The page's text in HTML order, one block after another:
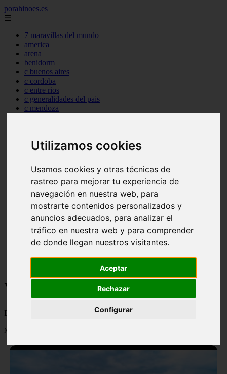
Utilizamos cookies
Usamos cookies y otras técnicas de
rastreo para mejorar tu experiencia de
navegación en nuestra web, para
mostrarte contenidos personalizados y
anuncios adecuados, para analizar el
tráfico en nuestra web y para comprender
de donde llegan nuestros visitantes.
Aceptar
Rechazar
Configurar
porahinoes.es
☰
7 maravillas del mundo
america
arena
benidorm
c buenos aires
c cordoba
c entre rios
c generalidades del pais
c mendoza
c santa fe
c zona austral
carmen
category
destinos
gijon
lanzarote
live
monumentos
naturaleza
Viajes y turismo
Blog sobre viajes y turismo, nacional e internacional, caro y barato
Mostrando 1 - 24 de 502 artículos